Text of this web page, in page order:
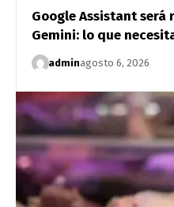
Google Assistant será
Gemini: lo que
adminagosto 6, 2026